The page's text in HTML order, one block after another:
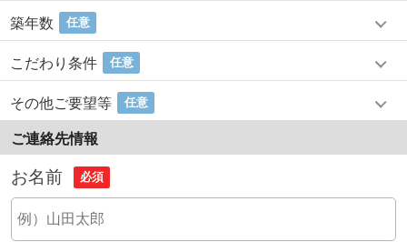
築年数 任意
こだわり条件 任意
その他ご要望等 任意
ご連絡先情報
お名前 必須